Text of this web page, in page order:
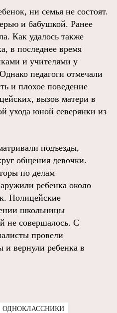
ни семья не состоят.
и бабушкой. Ранее
Как удалось также
в последнее время
и учителями у
педагоги отмечали
и плохое поведение
вызов матери в
ухода юной северянки из
подъезды,
общения девочки.
по делам
ребенка около
Полицейские
школьницы
не совершалось. С
провели
и вернули ребенка в
ОДНОКЛАССНИКИ